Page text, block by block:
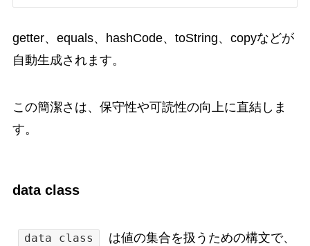
getter、equals、hashCode、toString、copyなどが
自動生成されます。
この簡潔さは、保守性や可読性の向上に直結しま
す。
data class
data class
は値の集合を扱うための構文で、